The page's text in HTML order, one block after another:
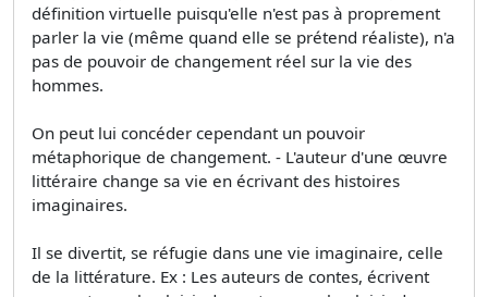
définition virtuelle puisqu'elle n'est pas à proprement
parler la vie (même quand elle se prétend réaliste), n'a
pas de pouvoir de changement réel sur la vie des
hommes.
On peut lui concéder cependant un pouvoir
métaphorique de changement. - L'auteur d'une œuvre
littéraire change sa vie en écrivant des histoires
imaginaires.
Il se divertit, se réfugie dans une vie imaginaire, celle
de la littérature. Ex : Les auteurs de contes, écrivent